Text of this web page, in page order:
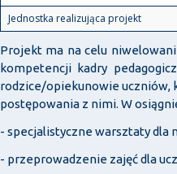
Jednostka realizująca projekt
Projekt ma na celu
kompetencji kadry
rodzice/opiekunowie uczniów,
postępowania z nimi. W
- specjalistyczne warsztaty dla
- przeprowadzenie zajęć dla